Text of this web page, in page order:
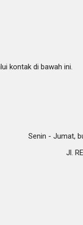
kontak di bawah ini.
Senin - Jumat,
Jl.